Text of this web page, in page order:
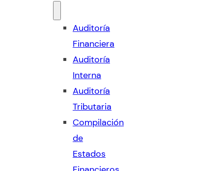
Auditoría
Financiera
Auditoría
Interna
Auditoría
Tributaria
Compilación
de
Estados